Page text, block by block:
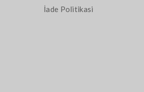
İade Politikasi